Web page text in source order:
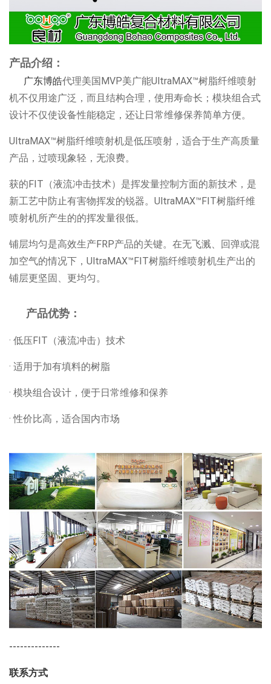
产品介绍：
广东博皓代理美国MVP美广能UltraMAX™树脂纤维喷射
机不仅用途广泛，而且结构合理，使用寿命长；模块组合式
设计不仅使设备性能稳定，还让日常维修保养简单方便。
UltraMAX™树脂纤维喷射机是低压喷射，适合于生产高质量
产品，过喷现象轻，无浪费。
获的FIT（液流冲击技术）是挥发量控制方面的新技术，是
新工艺中防止有害物挥发的锐器。UltraMAX™FIT树脂纤维
喷射机所产生的的挥发量很低。
铺层均匀是高效生产FRP产品的关键。在无飞溅、回弹或混
加空气的情况下，UltraMAX™FIT树脂纤维喷射机生产出的
铺层更坚固、更均匀。
产品优势：
· 低压FIT（液流冲击）技术
· 适用于加有填料的树脂
· 模块组合设计，便于日常维修和保养
· 性价比高，适合国内市场
--------------
联系方式